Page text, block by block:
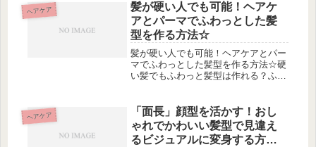
ヘアケア
髪が硬い人でも可能！ヘアケ
アとパーマでふわっとした髪
型を作る方法☆
髪が硬い人でも可能！ヘアケアとパー
マでふわっとした髪型を作る方法☆硬
い髪でもふわっと髪型は作れる？ふん
ジタルパーマについて紹介します。そ
の他、硬い髪におすすめのヘアケア方
法...
ヘアケア
「面長」顔型を活かす！おし
ゃれでかわいい髪型で見違え
るビジュアルに変身する方法